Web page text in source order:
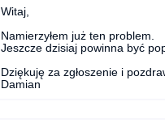
Witaj,
Namierzyłem już ten problem.
Jeszcze dzisiaj powinna być
Dziękuję za zgłoszenie i
Damian